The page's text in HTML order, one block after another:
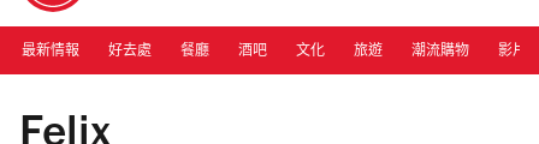
最新情報 好去處 餐廳 酒吧 文化 旅遊 潮流購物 影片
Photograph: Felix Hong Kong